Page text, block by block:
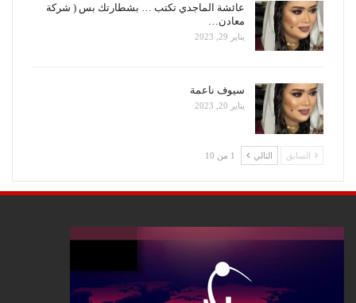
عائشة الماجدي تكتب … بشطارتك بس ( شركة
معادن…
يناير 29, 2023
سيوف ناعمة
يناير 20, 2023
السابق التالي 1 من 10